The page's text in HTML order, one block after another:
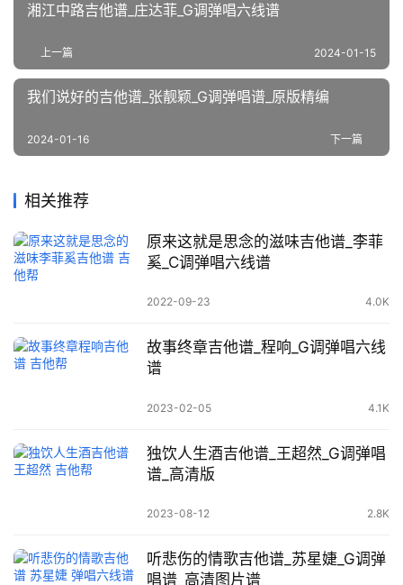
湘江中路吉他谱_庄达菲_G调弹唱六线谱
上一篇 2024-01-15
我们说好的吉他谱_张靓颖_G调弹唱谱_原版精编
下一篇
2024-01-16
相关推荐
原来这就是思念的滋味吉他谱_李菲
奚_C调弹唱六线谱
2022-09-23 4.0K
故事终章吉他谱_程响_G调弹唱六线
谱
2023-02-05 4.1K
独饮人生酒吉他谱_王超然_G调弹唱
谱_高清版
2023-08-12 2.8K
听悲伤的情歌吉他谱_苏星婕_G调弹
唱谱_高清图片谱